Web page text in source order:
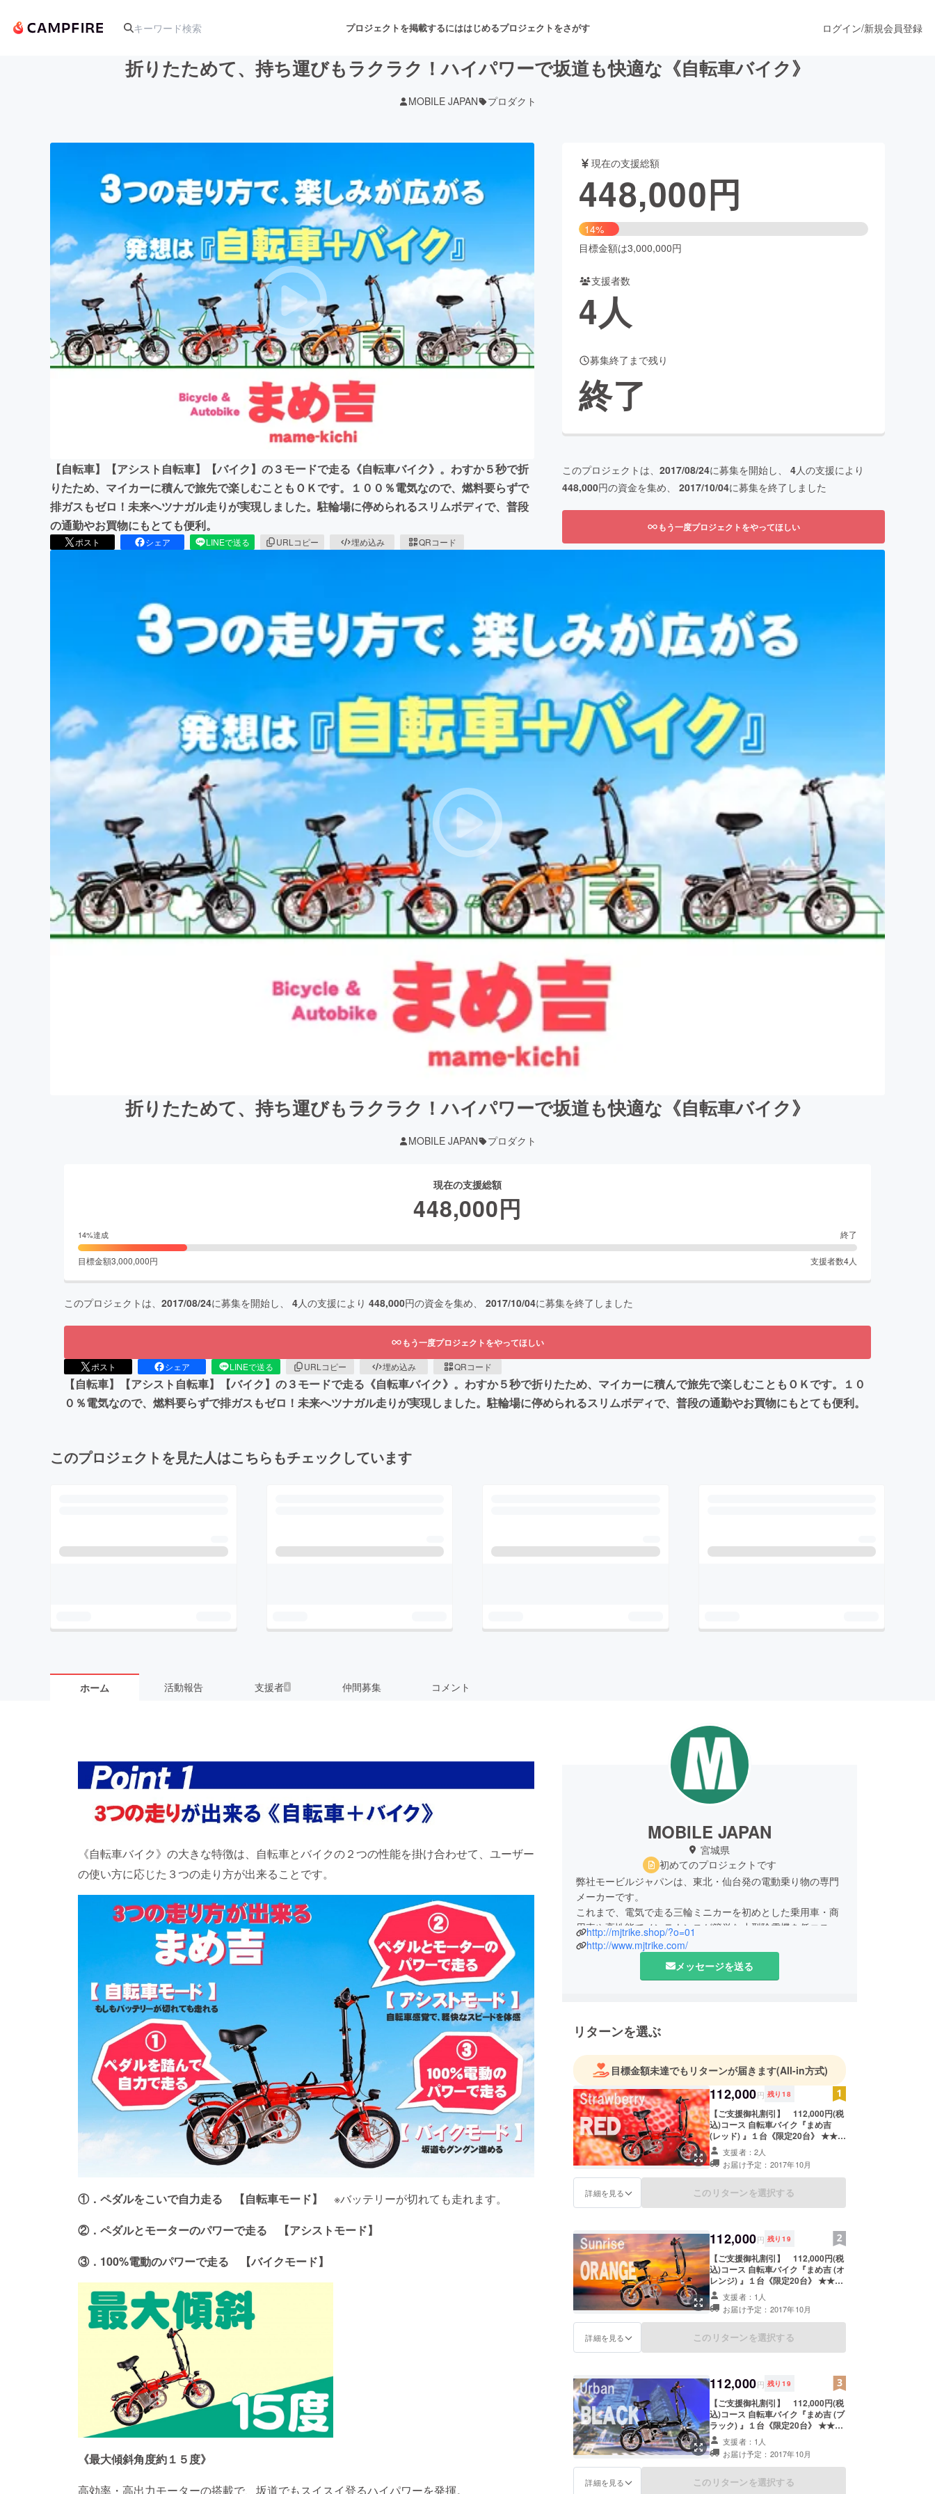
プロジェクトを掲載するにははじめるプロジェクトをさがす
舞台・パフォーマンス
テクノロジー・ガジェット ゲーム・サービス開発 ファッション
映像・映画 書籍・雑誌出版
ビジネス・起業 チャレンジ ビューティー・ヘルスケア
まちづくり・地域活性化
CAMPFIRE for Social GoodCAMPFIRE Creation
CAMPFIREふるさと納税
ログイン/新規会員登録
折りたためて、持ち運びもラクラク！ハイパワーで坂道も快適な《自転車バイク》
MOBILE JAPAN プロダクト
【自転車】【アシスト自転車】【バイク】の３モードで走る《自転車バイク》。わすか５秒で折
りたため、マイカーに積んで旅先で楽しむこともＯＫです。１００％電気なので、燃料要らずで
排ガスもゼロ！未来へツナガル走りが実現しました。駐輪場に停められるスリムボディで、普段
の通勤やお買物にもとても便利。
ポスト シェア LINEで送る URLコピー 埋め込み QRコード
現在の支援総額
448,000円
14%
目標金額は3,000,000円
支援者数
4人
募集終了まで残り
終了
このプロジェクトは、 2017/08/24に募集を開始し、 4人の支援により
448,000円の資金を集め、 2017/10/04に募集を終了しました
もう一度プロジェクトをやってほしい
折りたためて、持ち運びもラクラク！ハイパワーで坂道も快適な《自転車バイク》
MOBILE JAPAN プロダクト
現在の支援総額
448,000円
14%達成 終了
目標金額3,000,000円 支援者数4人
このプロジェクトは、 2017/08/24に募集を開始し、 4人の支援により 448,000円の資金を集め、 2017/10/04に募集を終了しました
もう一度プロジェクトをやってほしい
ポスト シェア LINEで送る URLコピー 埋め込み QRコード
【自転車】【アシスト自転車】【バイク】の３モードで走る《自転車バイク》。わすか５秒で折りたため、マイカーに積んで旅先で楽しむこともＯＫです。１０
０％電気なので、燃料要らずで排ガスもゼロ！未来へツナガル走りが実現しました。駐輪場に停められるスリムボディで、普段の通勤やお買物にもとても便利。
このプロジェクトを見た人はこちらもチェックしています
ホーム 活動報告 支援者4 仲間募集 コメント
《自転車バイク》の大きな特徴は、自転車とバイクの２つの性能を掛け合わせて、ユーザー
の使い方に応じた３つの走り方が出来ることです。
①．ペダルをこいで自力走る 【自転車モード】 ※バッテリーが切れても走れます。
②．ペダルとモーターのパワーで走る 【アシストモード】
③．100%電動のパワーで走る 【バイクモード】
《最大傾斜角度約１５度》
高効率・高出力モーターの搭載で、坂道でもスイスイ登るハイパワーを発揮。
MOBILE JAPAN
宮城県
初めてのプロジェクトです
弊社モービルジャパンは、東北・仙台発の電動乗り物の専門
メーカーです。
これまで、電気で走る三輪ミニカーを初めとした乗用車・商
用車や高性能でメンテナンスが簡単な小型除雪機を低コスト
で開発し、東北から全国へむけて販売しています。
現在、これまでの電動乗り物の開発ノウハウを活かし、環境
にやさしく気軽で楽しく乗れる「自転車バイク」の開発を進
http://mjtrike.shop/?o=01
http://www.mjtrike.com/
メッセージを送る
リターンを選ぶ
目標金額未達でもリターンが届きます(All-in方式)
112,000円 残り18
【ご支援御礼割引】 112,000円(税
込)コース 自転車バイク『まめ吉
(レッド) 』１台《限定20台》 ★★★
販売予定価格の18%off＋送料無料で
お届け★★★ ■法令に基づく装備品
（本文の法令装備品の記載部分参
照）は、すべて完備のうえ納車させ
ていただきます。 ※車両の納車後、
に含まれておりませんので、お客様
ご自身でご準備頂く必要がございま
す。※公道を走行するためには、原
付免許以上の取得が必要になりま
す。ヘルメットの着用など法定ルー
ルに従って乗車して下さい。 ※納車
時期については10月後半にかけて順
次予定してしておりますが、お申込
の状況によりましては11月になる場
合もございます。
支援者：2人
お届け予定：2017年10月
詳細を見る このリターンを選択する
112,000円 残り19
【ご支援御礼割引】 112,000円(税
込)コース 自転車バイク『まめ吉 (オ
レンジ) 』１台《限定20台》 ★★★
販売予定価格の18%off＋送料無料で
お届け★★★ ■法令に基づく装備品
（本文の法令装備品の記載部分参
照）は、すべて完備のうえ納車させ
ていただきます。 ※車両の納車後、
に含まれておりませんので、お客様
ご自身でご準備頂く必要がございま
す。※公道を走行するためには、原
付免許以上の取得が必要になりま
す。ヘルメットの着用など法定ルー
ルに従って乗車して下さい。 ※納車
時期については10月後半にかけて順
次予定してしておりますが、お申込
の状況によりましては11月になる場
合もございます。
支援者：1人
お届け予定：2017年10月
詳細を見る このリターンを選択する
112,000円 残り19
【ご支援御礼割引】 112,000円(税
込)コース 自転車バイク『まめ吉 (ブ
ラック) 』１台《限定20台》 ★★★
販売予定価格の18%off＋送料無料で
お届け★★★ ■法令に基づく装備品
（本文の法令装備品の記載部分参
照）は、すべて完備のうえ納車させ
ていただきます。 ※車両の納車後、
支援者：1人
お届け予定：2017年10月
詳細を見る このリターンを選択する